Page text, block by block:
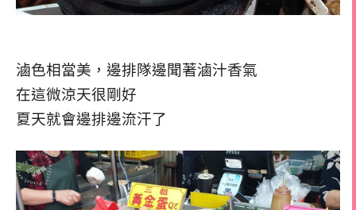
滷色相當美，邊排隊邊聞著滷汁香氣
在這微涼天很剛好
夏天就會邊排邊流汗了